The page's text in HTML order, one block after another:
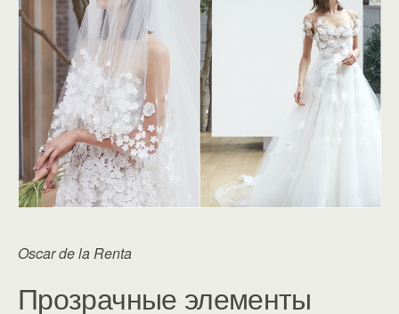
Oscar de la Renta
Прозрачные элементы